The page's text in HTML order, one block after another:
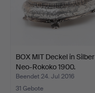
BOX MIT Deckel in Silber
Neo-Rokoko 1900.
Beendet 24. Jul 2016
31 Gebote